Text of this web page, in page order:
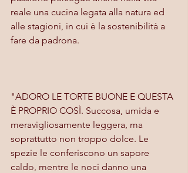
reale una cucina legata alla natura ed
alle stagioni, in cui è la sostenibilità a
fare da padrona.
"ADORO LE TORTE BUONE E QUESTA
È PROPRIO COSÌ. Succosa, umida e
meravigliosamente leggera, ma
soprattutto non troppo dolce. Le
spezie le conferiscono un sapore
caldo, mentre le noci danno una